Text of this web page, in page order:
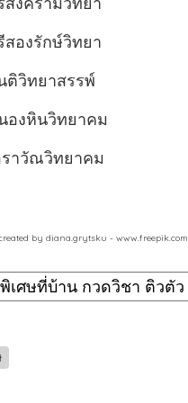
สองรักษ์วิทยา
ติวิทยาสรรพ์
องหินวิทยาคม
ราวัณวิทยาคม
by diana.grytsku - www.freepik.com